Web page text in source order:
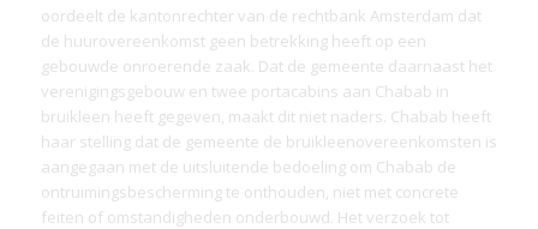
oordeelt de kantonrechter van de rechtbank Amsterdam dat
de huurovereenkomst geen betrekking heeft op een
gebouwde onroerende zaak. Dat de gemeente daarnaast het
verenigingsgebouw en twee portacabins aan Chabab in
bruikleen heeft gegeven, maakt dit niet naders. Chabab heeft
haar stelling dat de gemeente de bruikleenovereenkomsten is
aangegaan met de uitsluitende bedoeling om Chabab de
ontruimingsbescherming te onthouden, niet met concrete
feiten of omstandigheden onderbouwd. Het verzoek tot